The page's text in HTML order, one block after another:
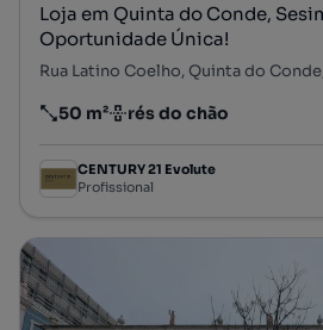
Loja em Quinta do Conde,
Oportunidade Única!
Rua Latino Coelho, Quinta do
Preço por metro quadrado
50 m²
Andar rés do chão
CENTURY 21 Evolute
Profissional